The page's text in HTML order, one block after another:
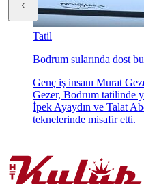
Tatil
Bodrum sularında dost
Genç iş insanı Murat
Gezer, Bodrum tatilinde
İpek Ayaydın ve Talat
teknelerinde misafir etti.